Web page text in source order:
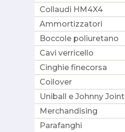
Collaudi HM4X4
Ammortizzatori
Boccole poliuretano
Cavi verricello
Cinghie finecorsa
Coilover
Uniball e Johnny Joint
Merchandising
Parafanghi